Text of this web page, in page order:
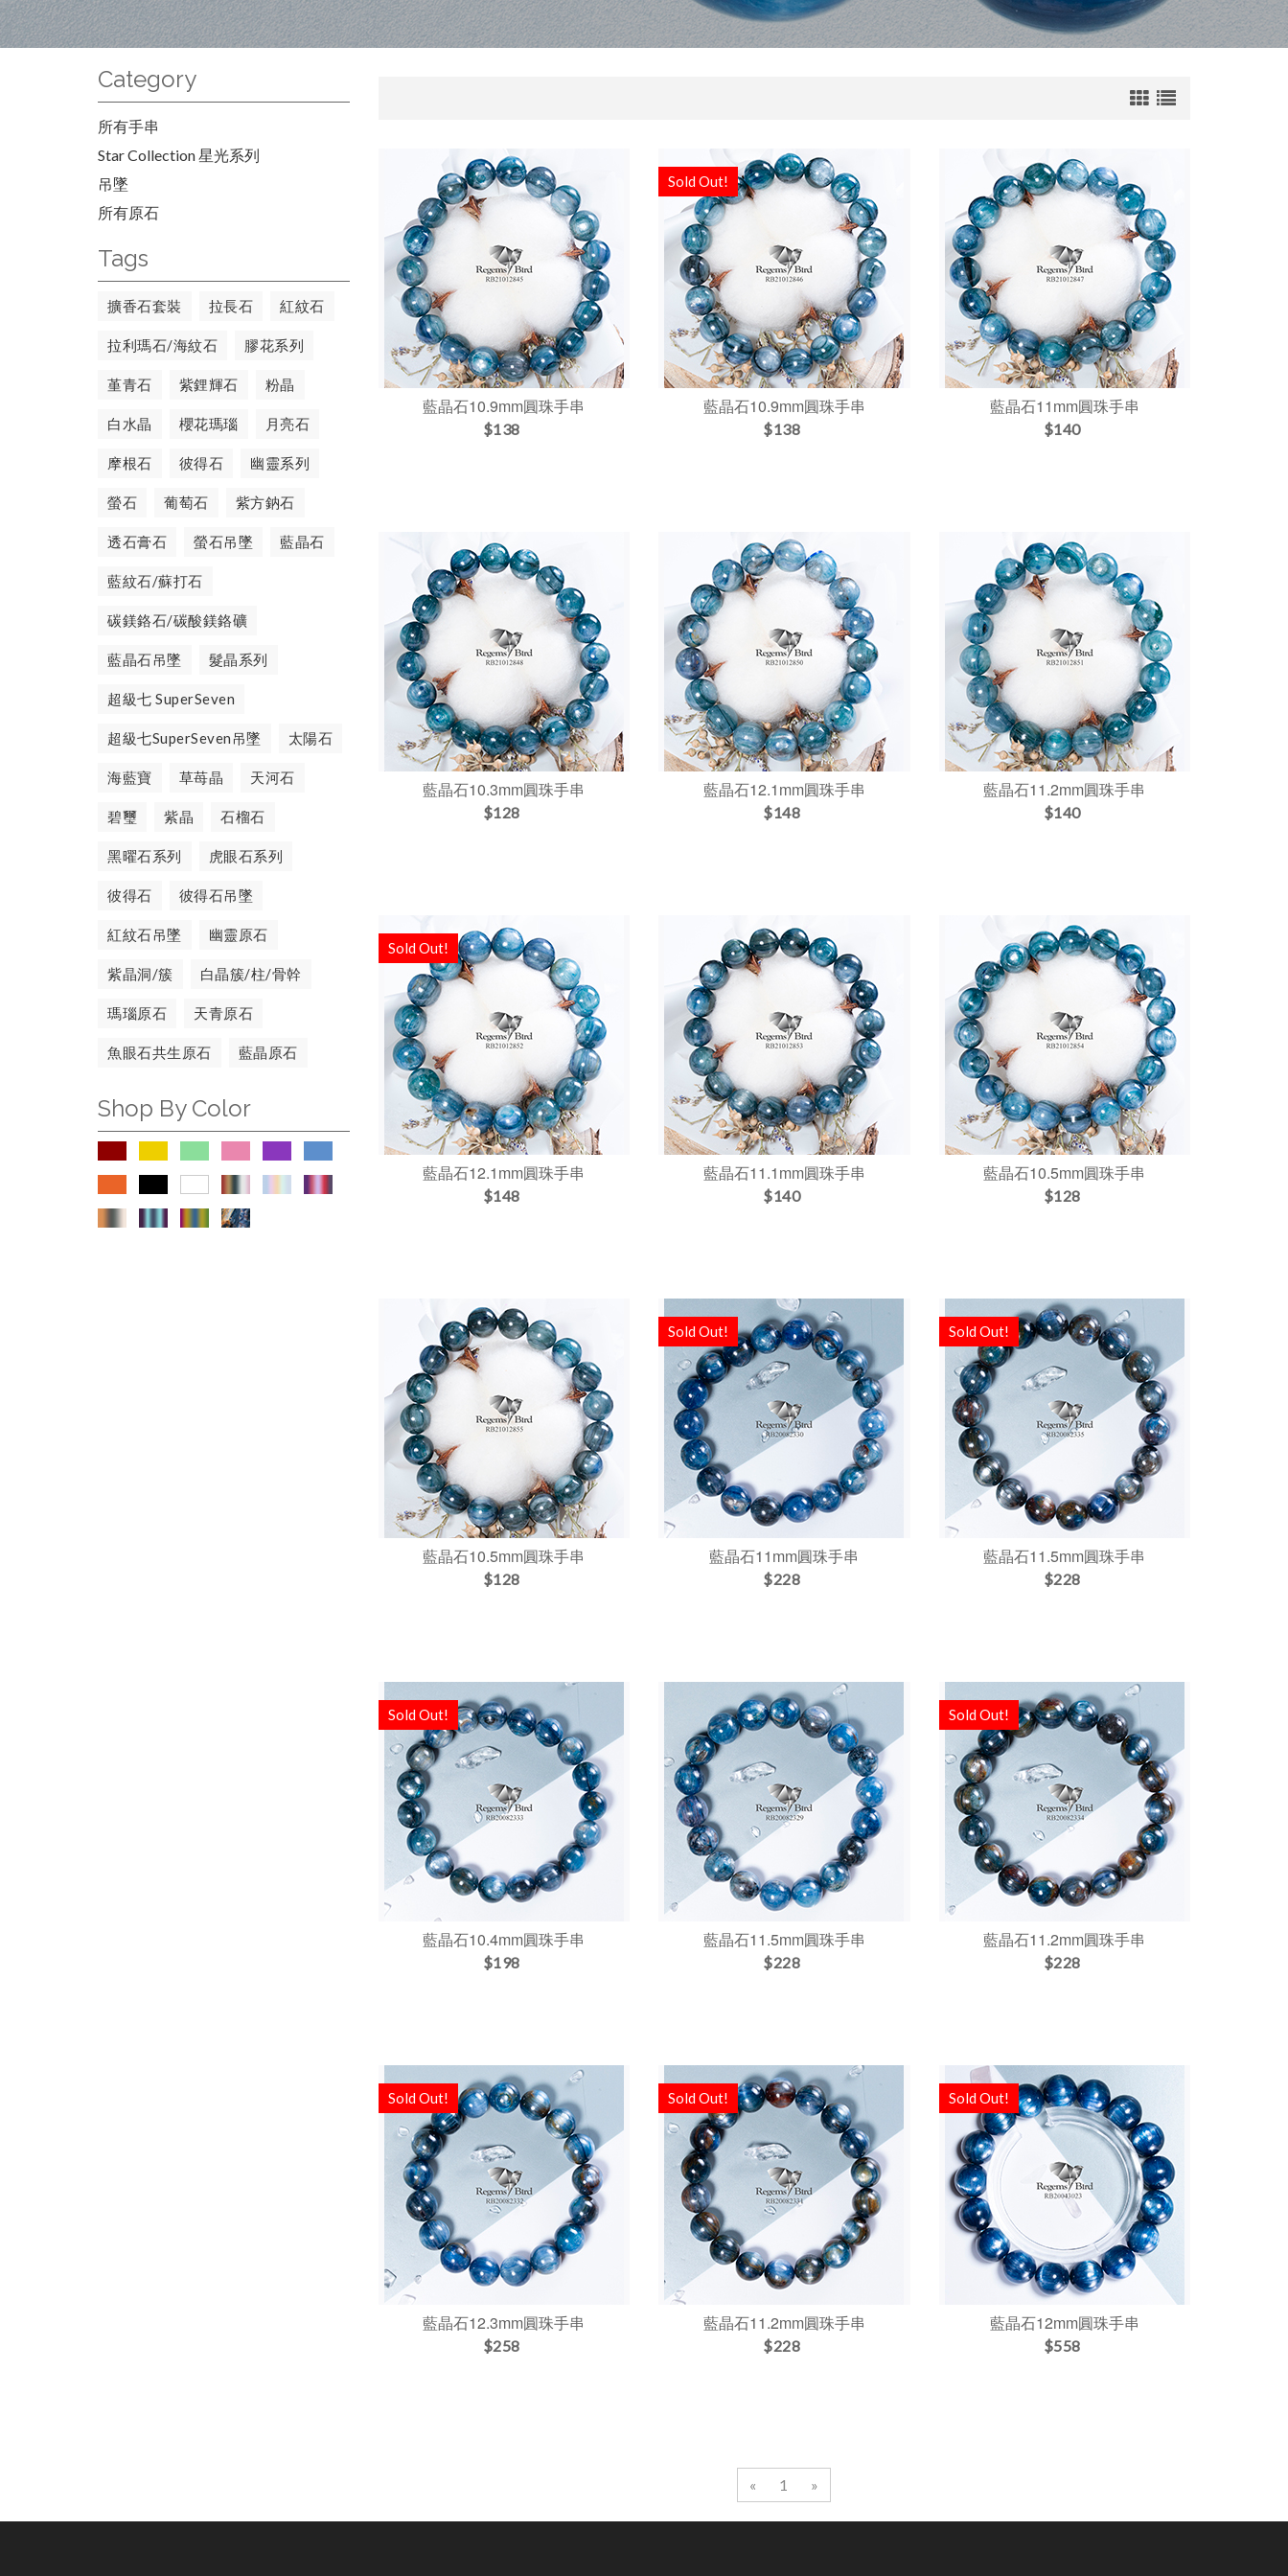
藍晶石10.9mm圓珠手串
$138
藍晶石10.9mm圓珠手串
$138
Sold Out!
藍晶石11mm圓珠手串
$140
藍晶石10.3mm圓珠手串
$128
藍晶石12.1mm圓珠手串
$148
藍晶石11.2mm圓珠手串
$140
藍晶石12.1mm圓珠手串
$148
Sold Out!
藍晶石11.1mm圓珠手串
$140
藍晶石10.5mm圓珠手串
$128
藍晶石10.5mm圓珠手串
$128
藍晶石11mm圓珠手串
$228
Sold Out!
藍晶石11.5mm圓珠手串
$228
Sold Out!
藍晶石10.4mm圓珠手串
$198
Sold Out!
藍晶石11.5mm圓珠手串
$228
藍晶石11.2mm圓珠手串
$228
Sold Out!
藍晶石12.3mm圓珠手串
$258
Sold Out!
藍晶石11.2mm圓珠手串
$228
Sold Out!
藍晶石12mm圓珠手串
$558
Sold Out!
« 1 »
Category
所有手串
Star Collection 星光系列
吊墜
所有原石
Tags
擴香石套裝 拉長石 紅紋石
拉利瑪石/海紋石 膠花系列
堇青石 紫鋰輝石 粉晶
白水晶 櫻花瑪瑙 月亮石
摩根石 彼得石 幽靈系列
螢石 葡萄石 紫方鈉石
透石膏石 螢石吊墜 藍晶石
藍紋石/蘇打石
碳鎂鉻石/碳酸鎂鉻礦
藍晶石吊墜 髮晶系列
超級七 SuperSeven
超級七SuperSeven吊墜 太陽石
海藍寶 草苺晶 天河石
碧璽 紫晶 石榴石
黑曜石系列 虎眼石系列
彼得石 彼得石吊墜
紅紋石吊墜 幽靈原石
紫晶洞/簇 白晶簇/柱/骨幹
瑪瑙原石 天青原石
魚眼石共生原石 藍晶原石
Shop By Color